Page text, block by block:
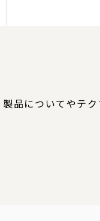
製品についてやテ